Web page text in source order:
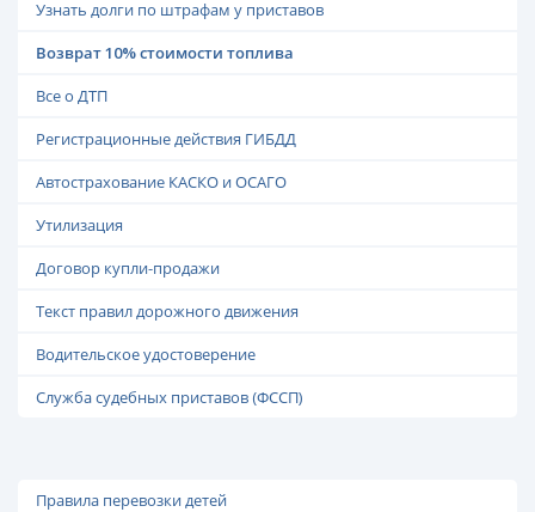
Узнать долги по штрафам у приставов
Возврат 10% стоимости топлива
Все о ДТП
Регистрационные действия ГИБДД
Автострахование КАСКО и ОСАГО
Утилизация
Договор купли-продажи
Текст правил дорожного движения
Водительское удостоверение
Служба судебных приставов (ФССП)
Правила перевозки детей